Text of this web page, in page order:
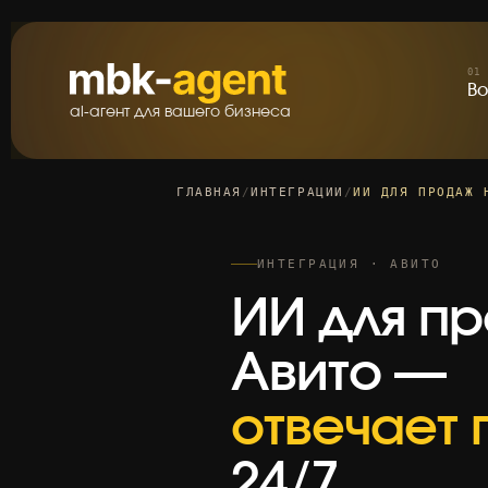
ai-агент для вашего бизнеса
01
Во
Во
ГЛАВНАЯ /ИНТЕГРАЦИИ /ИИ ДЛЯ ПРОДАЖ
ИНТЕГРАЦИЯ · АВИТО
ИИ для
Авито —
отвечает